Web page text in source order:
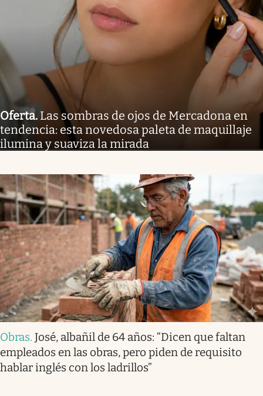
Oferta. Las sombras de ojos de Mercadona en
tendencia: esta novedosa paleta de maquillaje
ilumina y suaviza la mirada
Obras. José, albañil de 64 años: “Dicen que faltan
empleados en las obras, pero piden de requisito
hablar inglés con los ladrillos”